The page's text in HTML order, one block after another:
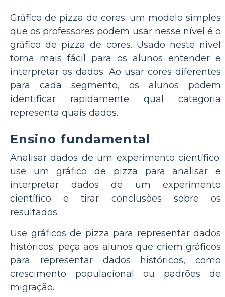
Gráfico de pizza de cores: um modelo simples
que os professores podem usar nesse nível é o
gráfico de pizza de cores. Usado neste nível
torna mais fácil para os alunos entender e
interpretar os dados. Ao usar cores diferentes
para cada segmento, os alunos podem
identificar rapidamente qual categoria
representa quais dados.
Ensino fundamental
Analisar dados de um experimento científico:
use um gráfico de pizza para analisar e
interpretar dados de um experimento
científico e tirar conclusões sobre os
resultados.
Use gráficos de pizza para representar dados
históricos: peça aos alunos que criem gráficos
para representar dados históricos, como
crescimento populacional ou padrões de
migração.